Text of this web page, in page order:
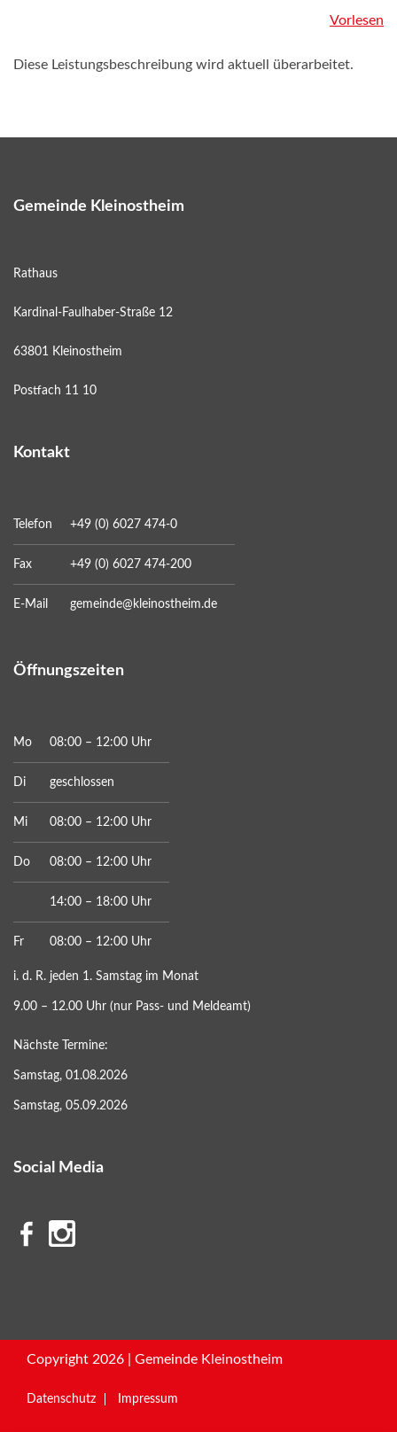
Vorlesen
Diese Leistungsbeschreibung wird aktuell überarbeitet.
Gemeinde Kleinostheim
Rathaus
Kardinal-Faulhaber-Straße 12
63801 Kleinostheim
Postfach 11 10
Kontakt
Telefon +49 (0) 6027 474-0
Fax +49 (0) 6027 474-200
E-Mail gemeinde@kleinostheim.de
Öffnungszeiten
Mo 08:00 – 12:00 Uhr
Di geschlossen
Mi 08:00 – 12:00 Uhr
Do 08:00 – 12:00 Uhr
14:00 – 18:00 Uhr
Fr 08:00 – 12:00 Uhr
i. d. R. jeden 1. Samstag im Monat
9.00 – 12.00 Uhr (nur Pass- und Meldeamt)
Nächste Termine:
Samstag, 01.08.2026
Samstag, 05.09.2026
Social Media
Copyright 2026 | Gemeinde Kleinostheim
Datenschutz Impressum